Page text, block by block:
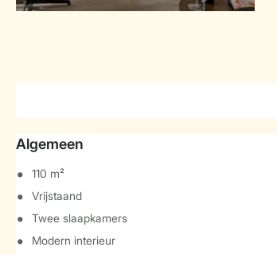
Algemeen
110 m²
Vrijstaand
Twee slaapkamers
Modern interieur